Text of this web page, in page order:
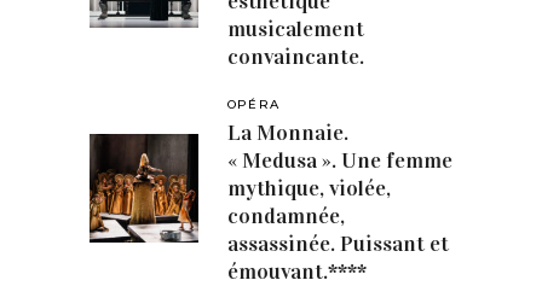
musicalement
convaincante.
OPÉRA
La Monnaie.
« Medusa ». Une femme
mythique, violée,
condamnée,
assassinée. Puissant et
émouvant.****